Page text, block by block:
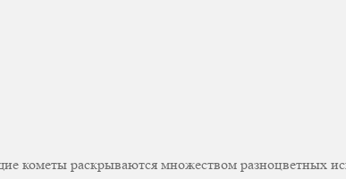
кометы раскрываются множеством разноцветных